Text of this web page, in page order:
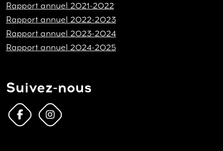
Rapport annuel 2021-2022
Rapport annuel 2022-2023
Rapport annuel 2023-2024
Rapport annuel 2024-2025
Suivez-nous